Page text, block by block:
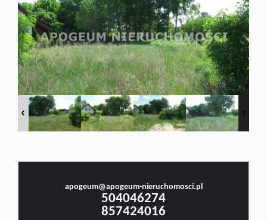
Oferta
Rynek
apogeum@apogeum-nieruchomosci.pl
504046274
857424016